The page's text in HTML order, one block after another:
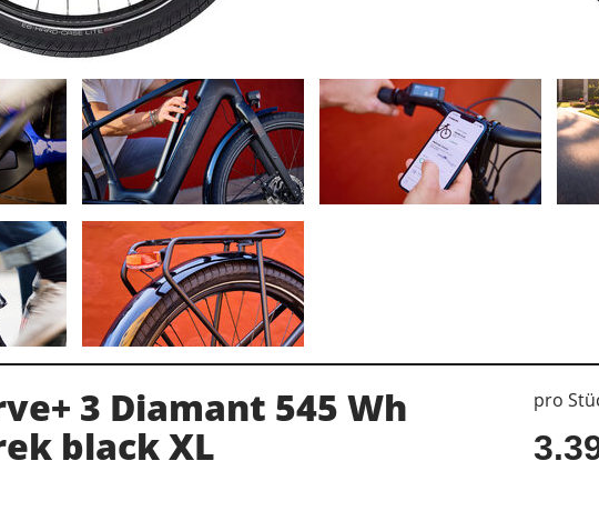
3 Diamant 545 Wh
black XL
pro